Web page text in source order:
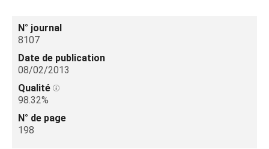
N° journal
8107
Date de publication
08/02/2013
Qualité
98.32%
N° de page
198